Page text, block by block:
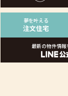
夢を叶える
注文住宅
最新の物件情